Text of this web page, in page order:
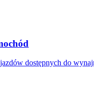
dostępnych do